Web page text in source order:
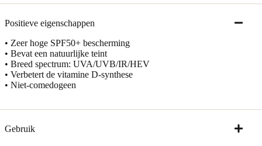
Positieve eigenschappen
• Zeer hoge SPF50+ bescherming
• Bevat een natuurlijke teint
• Breed spectrum: UVA/UVB/IR/HEV
• Verbetert de vitamine D-synthese
• Niet-comedogeen
Gebruik